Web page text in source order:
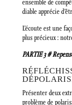
ensemble de
diable apprécie
L’écoute est une
plus précieux :
PARTIE 3 #
Présenter deux
problème de